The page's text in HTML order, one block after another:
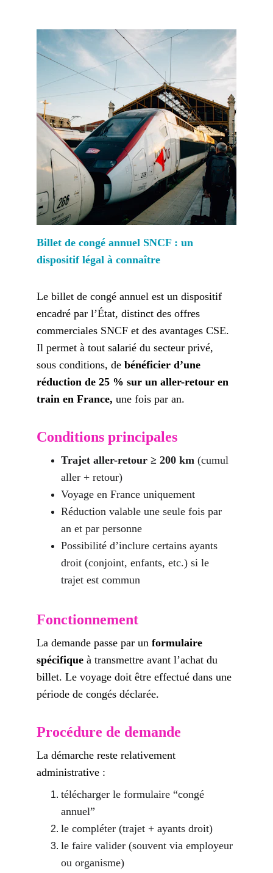
Billet de congé annuel SNCF : un
dispositif légal à connaître
Le billet de congé annuel est un dispositif
encadré par l’État, distinct des offres
commerciales SNCF et des avantages CSE.
Il permet à tout salarié du secteur privé,
sous conditions, de bénéficier d’une
réduction de 25 % sur un aller-retour en
train en France, une fois par an.
Conditions principales
Trajet aller-retour ≥ 200 km (cumul
aller + retour)
Voyage en France uniquement
Réduction valable une seule fois par
an et par personne
Possibilité d’inclure certains ayants
droit (conjoint, enfants, etc.) si le
trajet est commun
Fonctionnement
La demande passe par un formulaire
spécifique à transmettre avant l’achat du
billet. Le voyage doit être effectué dans une
période de congés déclarée.
Procédure de demande
La démarche reste relativement
administrative :
télécharger le formulaire “congé
annuel”
le compléter (trajet + ayants droit)
le faire valider (souvent via employeur
ou organisme)